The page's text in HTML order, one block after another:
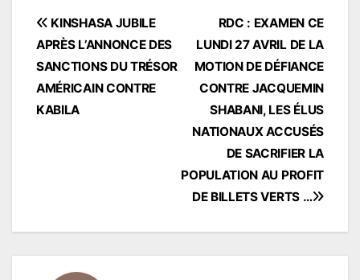
Navigation
de
l’article
RDC : EXAMEN CE
LUNDI 27 AVRIL DE LA
MOTION DE DÉFIANCE
CONTRE JACQUEMIN
SHABANI, LES ÉLUS
NATIONAUX ACCUSÉS
DE SACRIFIER LA
POPULATION AU PROFIT
DE BILLETS VERTS …
KINSHASA JUBILE
APRÈS L’ANNONCE DES
SANCTIONS DU TRÉSOR
AMÉRICAIN CONTRE
KABILA